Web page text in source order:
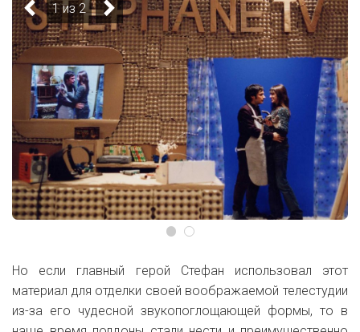
1 из 2
Но если главный герой Стефан использовал этот
материал для отделки своей воображаемой телестудии
из-за его чудесной звукопоглощающей формы, то в